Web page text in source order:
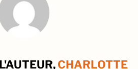
CHARLOTTE